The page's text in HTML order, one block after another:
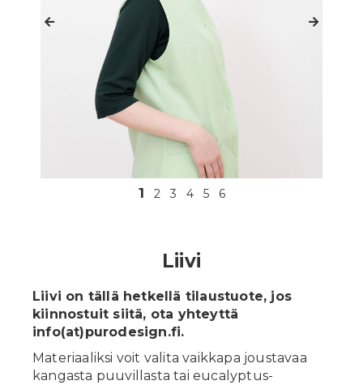
Tarinat
In English
1 2 3 4 5 6
Liivi
Liivi on tällä hetkellä tilaustuote, jos
kiinnostuit siitä, ota yhteyttä
info(at)purodesign.fi.
Materiaaliksi voit valita vaikkapa joustavaa
kangasta puuvillasta tai eucalyptus-